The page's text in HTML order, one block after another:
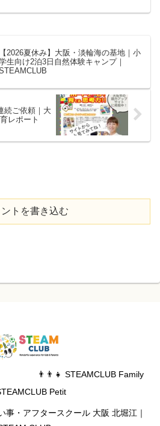
【2026夏休み】大阪・淡輪海の基地｜小
生向け2泊3日自然体験キャンプ｜
続ご依頼｜大
レポート
ントを書き込む
👨‍👨‍👧 STEAMCLUB Family
Petit
・アフタースクール 大阪 北堀江｜